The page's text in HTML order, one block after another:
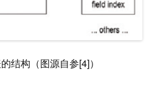
结构（图源自参[4]）